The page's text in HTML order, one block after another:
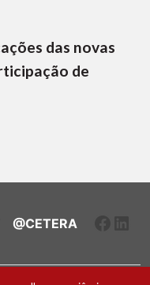
das novas
de
@CETERA